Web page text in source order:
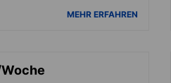
MEHR ERFAHREN